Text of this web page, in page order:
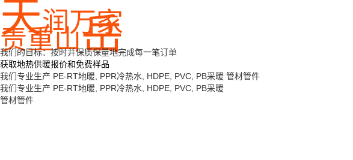
天润万家
责重山岳
我们的目标：按时并保质保量地完成每一笔订单
获取地热供暖报价和免费样品
我们专业生产 PE-RT地暖, PPR冷热水, HDPE, PVC, PB采暖 管材管件
我们专业生产 PE-RT地暖, PPR冷热水, HDPE, PVC, PB采暖
管材管件